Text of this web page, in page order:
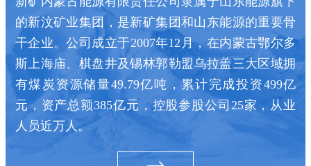
的新汶矿业集团，是新矿集团和山东能源的重要骨
干企业。公司成立于2007年12月，在内蒙古鄂尔多
斯上海庙、棋盘井及锡林郭勒盟乌拉盖三大区域拥
有煤炭资源储量49.79亿吨，累计完成投资499亿
元，资产总额385亿元，控股参股公司25家，从业
人员近万人。